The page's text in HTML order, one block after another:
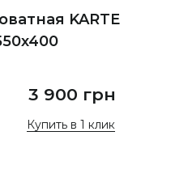
KARTE
3 900 грн
Купить в 1 клик